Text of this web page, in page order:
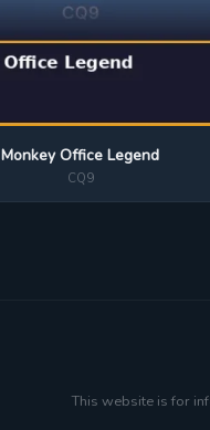
Monkey Office Legend
CQ9
This website is for